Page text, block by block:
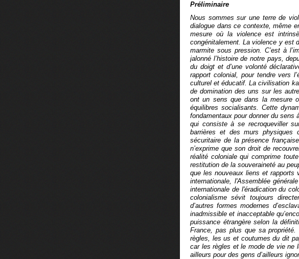
Préliminaire
Nous sommes sur une terre de
dialogue dans ce contexte, même
mesure où la violence est
congénitalement. La violence y est
marmite sous pression. C’est à
jalonné l’histoire de notre pays,
du doigt et d’une volonté
rapport colonial, pour tendre vers
culturel et éducatif. La civilisation
de domination des uns sur les
ont un sens que dans la mesure
équilibres socialisants. Cette
fondamentaux pour donner du
qui consiste à se recroqueviller
barrières et des murs physiques
sécuritaire de la présence
n’exprime que son droit de
réalité coloniale qui comprime
restitution de la souveraineté au
que les nouveaux liens et rapports
internationale, l'Assemblée
internationale de l'éradication du
colonialisme sévit toujours
d’autres formes modernes
inadmissible et inacceptable
puissance étrangère selon la
France, pas plus que sa
règles, les us et coutumes du dit
car les règles et le mode de vie ne
ailleurs pour des gens d’ailleurs